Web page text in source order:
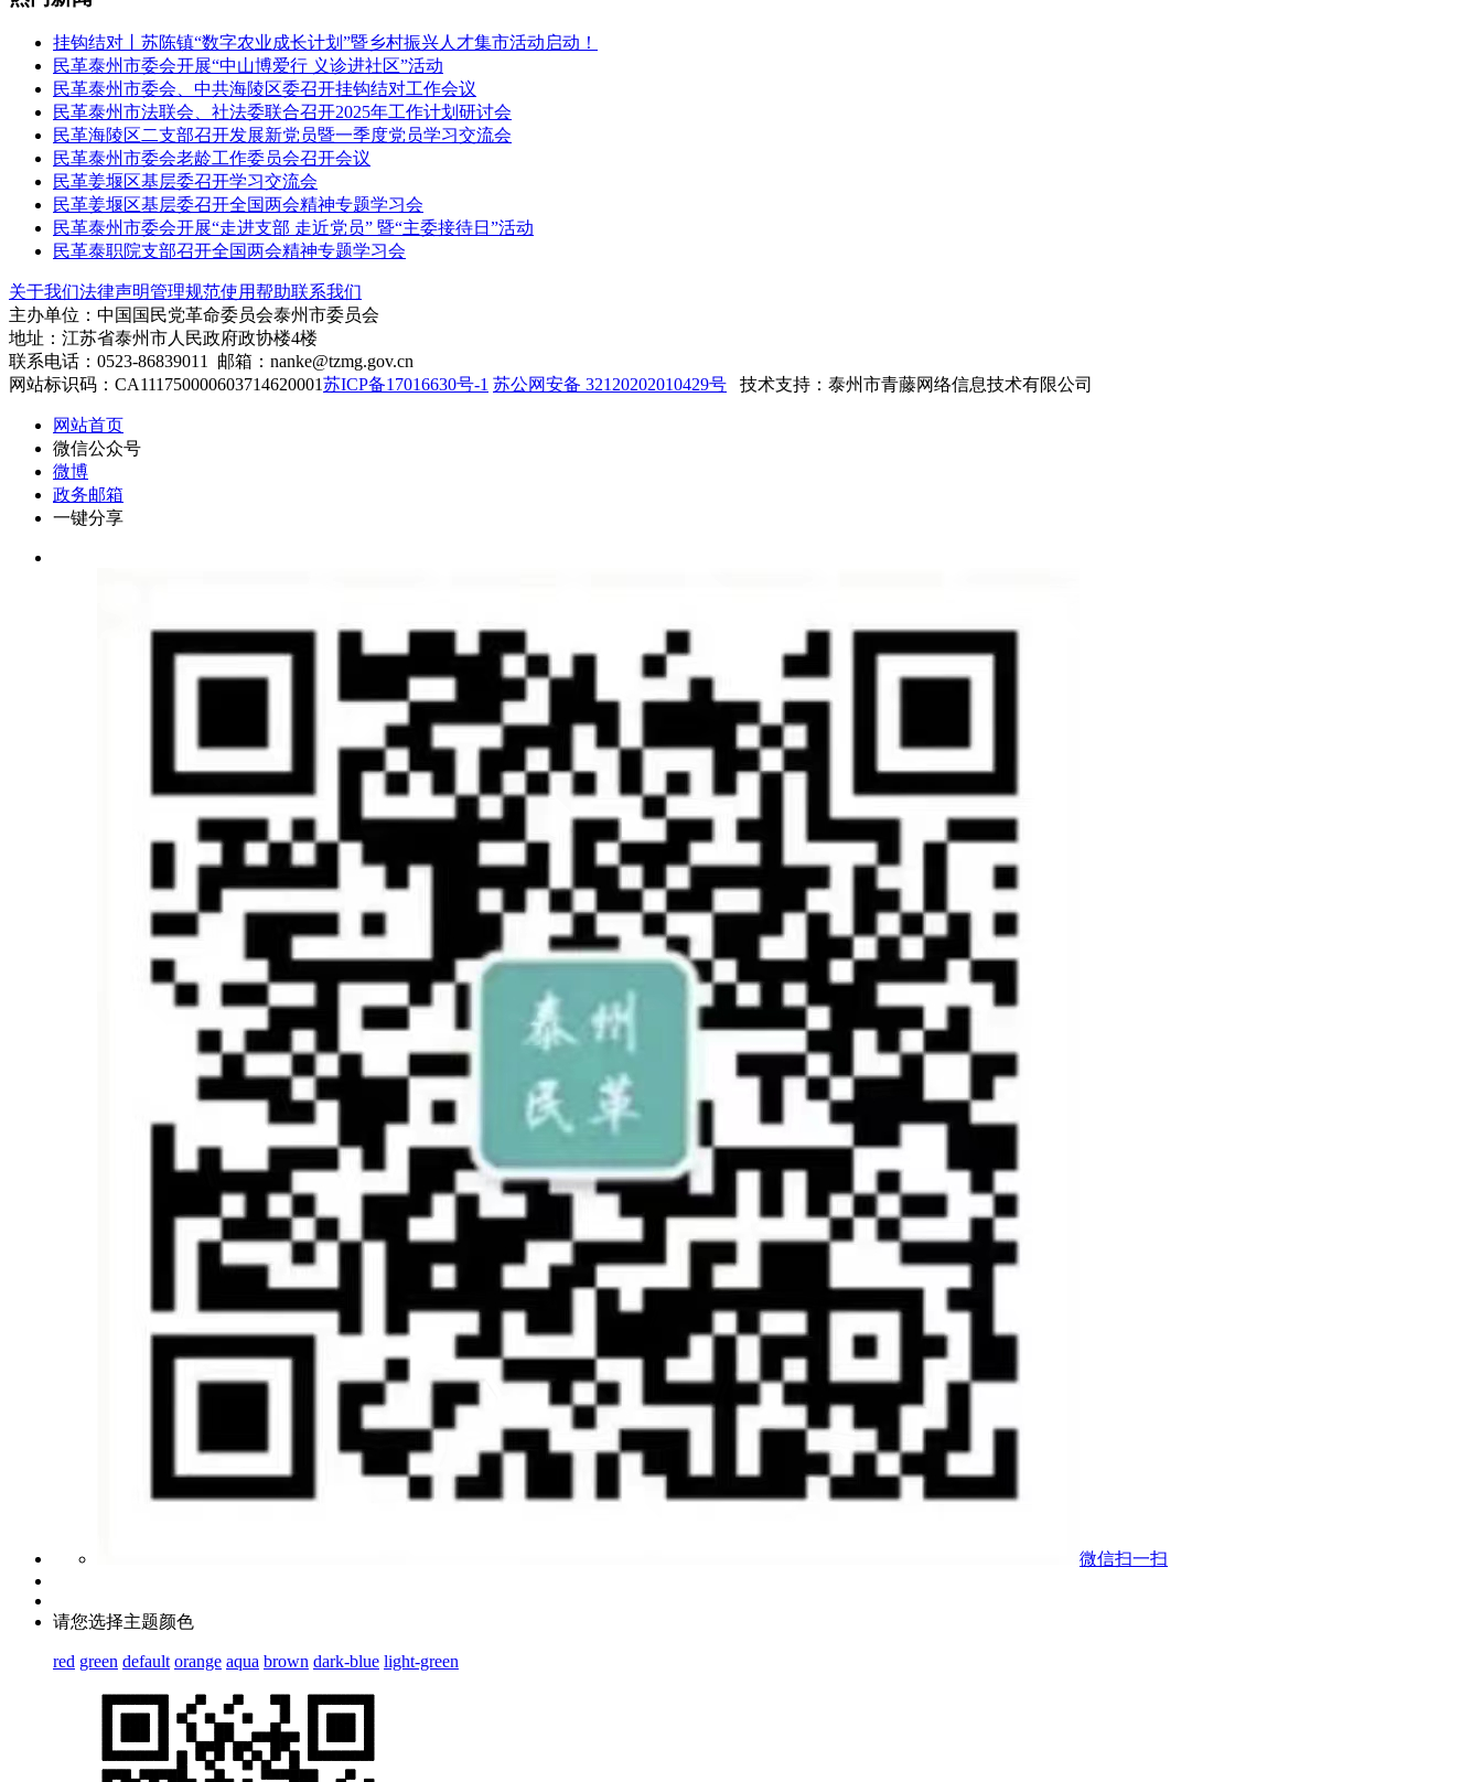
挂钩结对丨苏陈镇“数字农业成长计划”暨乡村振兴人才集市活动启动！
民革泰州市委会开展“中山博爱行 义诊进社区”活动
民革泰州市委会、中共海陵区委召开挂钩结对工作会议
民革泰州市法联会、社法委联合召开2025年工作计划研讨会
民革海陵区二支部召开发展新党员暨一季度党员学习交流会
民革泰州市委会老龄工作委员会召开会议
民革姜堰区基层委召开学习交流会
民革姜堰区基层委召开全国两会精神专题学习会
民革泰州市委会开展“走进支部 走近党员” 暨“主委接待日”活动
民革泰职院支部召开全国两会精神专题学习会
关于我们法律声明管理规范使用帮助联系我们
主办单位：中国国民党革命委员会泰州市委员会
地址：江苏省泰州市人民政府政协楼4楼
联系电话：0523-86839011 邮箱：nanke@tzmg.gov.cn
网站标识码：CA111750000603714620001苏ICP备17016630号-1 苏公网安备 32120202010429号 技术支持：泰州市青藤网络信息技术有限公司
网站首页
微信公众号
微博
政务邮箱
一键分享
微信扫一扫
请您选择主题颜色
red green default orange aqua brown dark-blue light-green